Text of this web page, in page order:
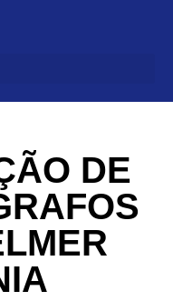
DE